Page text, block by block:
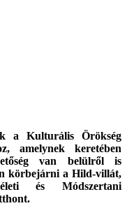
a Kulturális Örökség
amelynek keretében
van belülről is
körbejárni a Hild-villát,
és Módszertani